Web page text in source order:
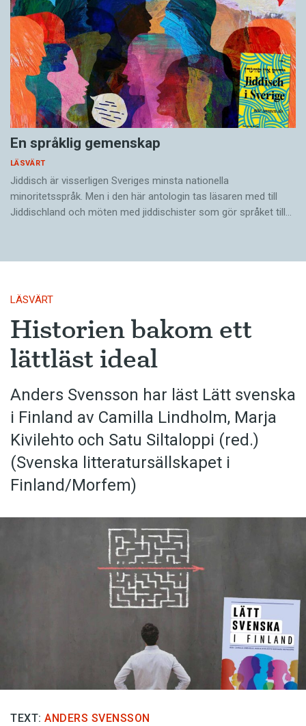
En språklig gemenskap
LÄSVÄRT
Jiddisch är visserligen Sveriges minsta nationella
minoritetsspråk. Men i den här antologin tas läsaren med till
Jiddischland och möten med jiddischister som gör språket till…
LÄSVÄRT
Historien bakom ett
lättläst ideal
Anders Svensson har läst Lätt svenska
i Finland av Camilla Lindholm, Marja
Kivilehto och Satu Siltaloppi (red.)
(Svenska litteratur­sällskapet i
Finland/Morfem)
TEXT: ANDERS SVENSSON